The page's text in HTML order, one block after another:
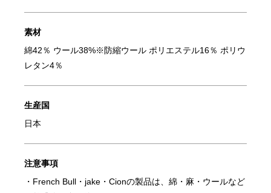
素材
綿42％ ウール38%※防縮ウール ポリエステル16％ ポリウ
レタン4％
生産国
日本
注意事項
・French Bull・jake・Cionの製品は、綿・麻・ウールなど